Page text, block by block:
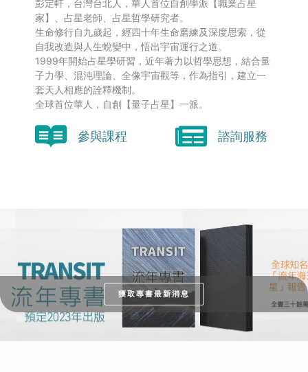
彭定軒，台灣台北人，華人首位自創學派【職業占星
家】、占星老師、占星哲學研究者。
生命修行自九歲起，經四十年生命磨練及深度思索，從
自我改造與人生蛻變中，悟出宇宙運行之道。
1999年開始占星學研習，近年著力以哲學思想，結合量
子力學、混沌理論、全像宇宙觀等，作為指引，建立一
套天人相應的詮釋機制。
全球首位華人，自創【量子占星】一派。
參與課程 諮詢服務
獲取專書最新消息